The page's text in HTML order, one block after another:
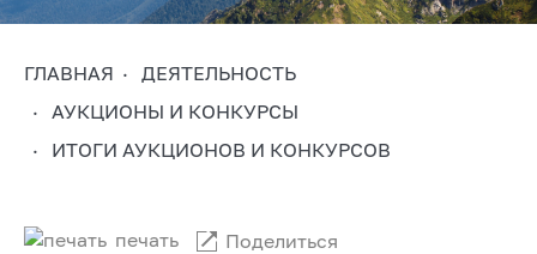
ГЛАВНАЯ
ДЕЯТЕЛЬНОСТЬ
АУКЦИОНЫ И КОНКУРСЫ
ИТОГИ АУКЦИОНОВ И КОНКУРСОВ
печать Поделиться